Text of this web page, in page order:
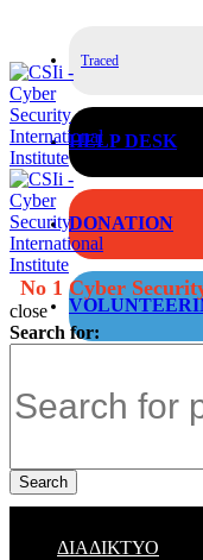
Traced
HELP DESK
DONATION
No 1 Cyber
close
Search for:
Search
ΔΙΑΔΙΚΤΥΟ